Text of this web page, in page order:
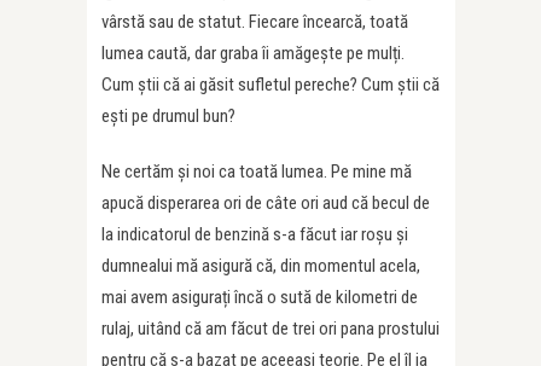
vârstă sau de statut. Fiecare încearcă, toată
lumea caută, dar graba îi amăgește pe mulți.
Cum știi că ai găsit sufletul pereche? Cum știi că
ești pe drumul bun?
Ne certăm și noi ca toată lumea. Pe mine mă
apucă disperarea ori de câte ori aud că becul de
la indicatorul de benzină s-a făcut iar roșu și
dumnealui mă asigură că, din momentul acela,
mai avem asigurați încă o sută de kilometri de
rulaj, uitând că am făcut de trei ori pana prostului
pentru că s-a bazat pe aceeași teorie. Pe el îl ia